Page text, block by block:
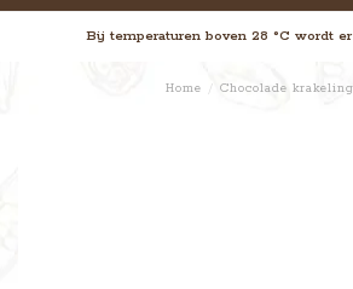
Bij temperaturen boven 28 °C wordt
Home / Chocolade